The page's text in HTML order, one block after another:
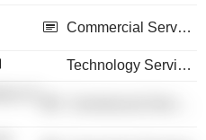
Commercial Services
Technology Services